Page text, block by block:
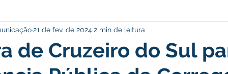
Social e Cidadania Parcerias
e turismo Tributos Departamento de Limpeza
de Cruzeiro do Sul
21 de fev. de 20242 min de leitura